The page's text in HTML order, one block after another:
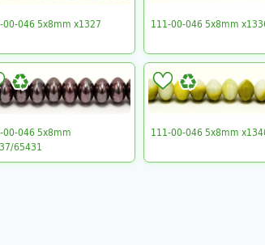
00-046 5x8mm x1327 111-00-046 5x8mm
00-046 5x8mm
65431
111-00-046 5x8mm